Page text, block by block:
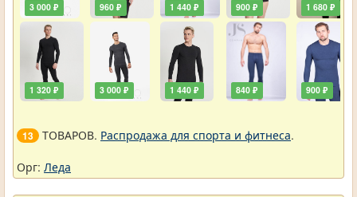
3 000 ₽
1 320 ₽
960 ₽
3 000 ₽
1 440 ₽
1 440 ₽
900 ₽
840 ₽
1 680 ₽
900 ₽
13 ТОВАРОВ. Распродажа для спорта и фитнеса.
Орг: Леда